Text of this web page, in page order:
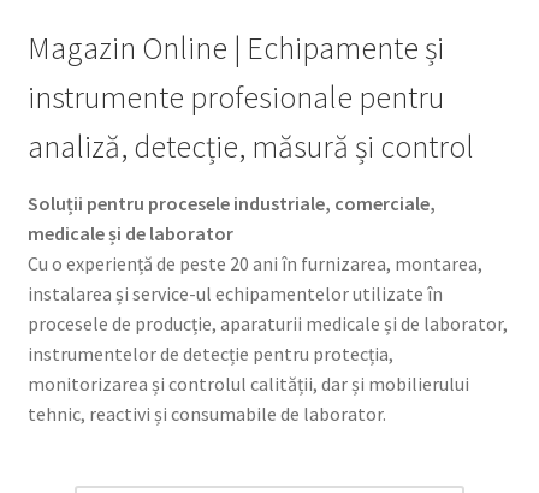
Request a Quote
Condiții generale
Contact
Prelucrarea datelor cu caracter personal
Magazin Online | Echipamente și
instrumente profesionale pentru
analiză, detecție, măsură și control
Soluții pentru procesele industriale, comerciale,
medicale și de laborator
Cu o experiență de peste 20 ani în furnizarea, montarea,
instalarea și service-ul echipamentelor utilizate în
procesele de producție, aparaturii medicale și de laborator,
instrumentelor de detecție pentru protecția,
monitorizarea și controlul calității, dar și mobilierului
tehnic, reactivi și consumabile de laborator.